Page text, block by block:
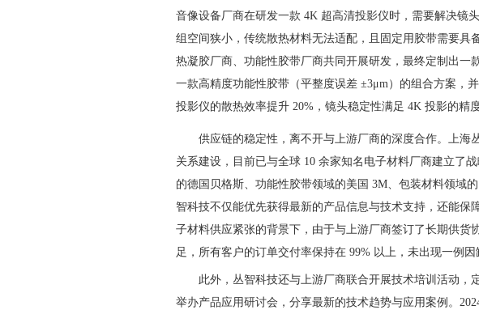
音像设备厂商在研发一款 4K 超高清投影仪时，需要解决
组空间狭小，传统散热材料无法适配，且固定用胶带需要具
热凝胶厂商、功能性胶带厂商共同开展研发，最终定制出一
一款高精度功能性胶带（平整度误差 ±3μm）的组合方案，
投影仪的散热效率提升 20%，镜头稳定性满足 4K 投影的精度
供应链的稳定性，离不开与上游厂商的深度合作。上海
关系建设，目前已与全球 10 余家知名电子材料厂商建立了
的德国贝格斯、功能性胶带领域的美国 3M、包装材料领域
智科技不仅能优先获得最新的产品信息与技术支持，还能保
子材料供应紧张的背景下，由于与上游厂商签订了长期供货
足，所有客户的订单交付率保持在 99% 以上，未出现一例因
此外，丛智科技还与上游厂商联合开展技术培训活动，
举办产品应用研讨会，分享最新的技术趋势与应用案例。